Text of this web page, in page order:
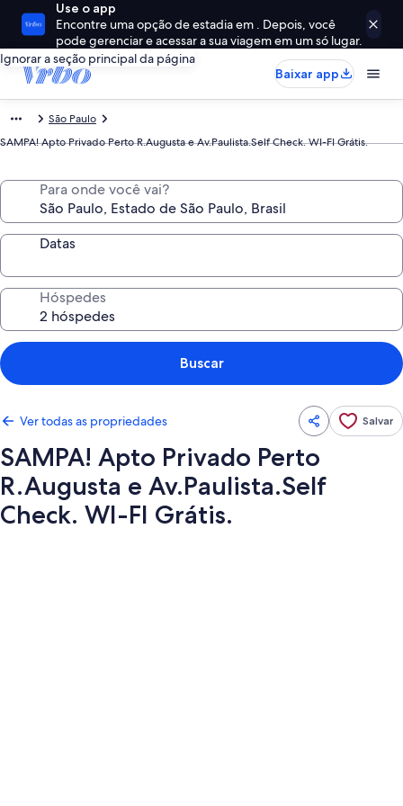
Use o app
Encontre uma opção de estadia em . Depois, você
pode gerenciar e acessar a sua viagem em um só lugar.
Ignorar a seção principal da página
Baixar app
São Paulo
SAMPA! Apto Privado Perto R.Augusta e Av.Paulista.Self Check. WI-FI Grátis.
Para onde você vai?
Datas
Hóspedes
Buscar
Ver todas as propriedades Salvar
SAMPA! Apto Privado Perto
R.Augusta e Av.Paulista.Self
Check. WI-FI Grátis.